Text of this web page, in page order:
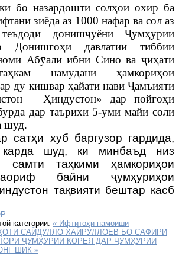
бо назардошти солҳои охир ба
зиёда аз 1000 нафар ва сол аз
донишҷӯёни Ҷумҳурии
Донишгоҳи давлатии тиббии
Абӯали ибни Сино ва ҷиҳати
намудани ҳамкориҳои
ду кишвар ҳайати нави Ҷамъияти
– Ҳиндустон» дар пойгоҳи
дар таърихи 5-уми майи соли
шуд.
хуб баргузор гардида,
шуд, ки минбаъд низ
самти таҳкими ҳамкориҳои
байни ҷумҳуриҳои
тақвияти бештар касб
категории: « Ифтитоҳи намоиши
САЙДУЛЛО ХАЙРУЛЛОЕВ БО САФИРИ
ҶУМҲУРИИ КОРЕЯ ДАР ҶУМҲУРИИ
ШИК »